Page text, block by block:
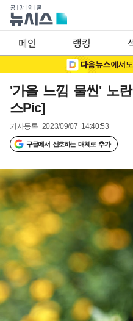
메인 랭킹
'가을 느낌 물씬' 노
스Pic]
기사등록 2023/09/07 14:40:53
구글에서 선호하는 매체로 추가